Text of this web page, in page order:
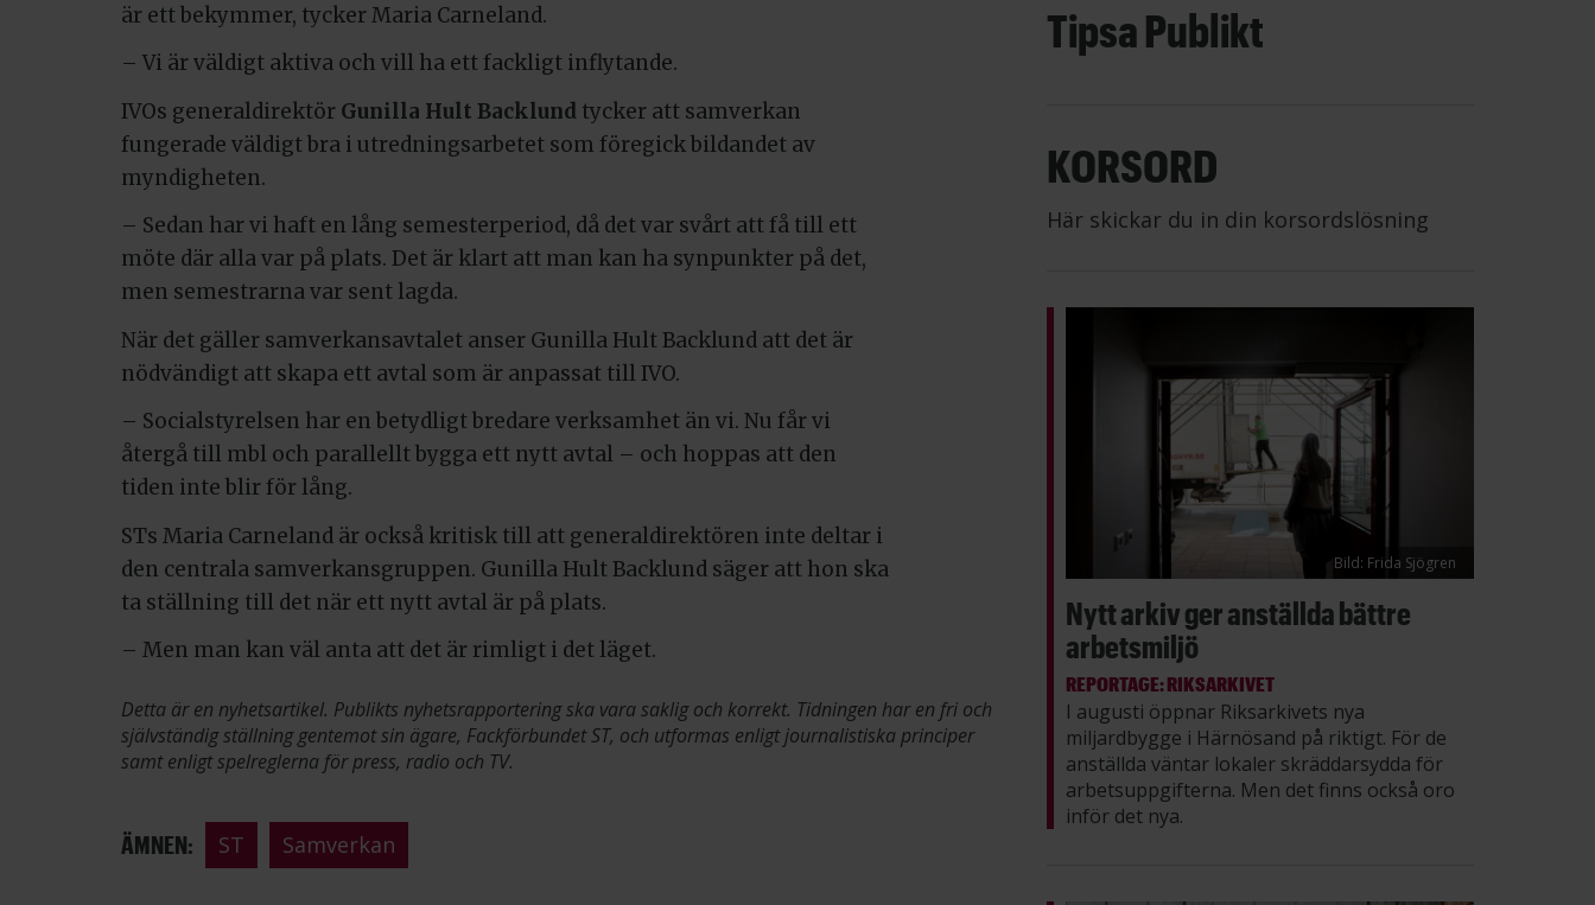
är ett bekymmer, tycker Maria Carneland.
– Vi är väldigt aktiva och vill ha ett fackligt inflytande.
IVOs generaldirektör Gunilla Hult Backlund tycker att samverkan
fungerade väldigt bra i utredningsarbetet som föregick bildandet av
myndigheten.
– Sedan har vi haft en lång semesterperiod, då det var svårt att få till ett
möte där alla var på plats. Det är klart att man kan ha synpunkter på det,
men semestrarna var sent lagda.
När det gäller samverkansavtalet anser Gunilla Hult Backlund att det är
nödvändigt att skapa ett avtal som är anpassat till IVO.
– Socialstyrelsen har en betydligt bredare verksamhet än vi. Nu får vi
återgå till mbl och parallellt bygga ett nytt avtal – och hoppas att den
tiden inte blir för lång.
STs Maria Carneland är också kritisk till att generaldirektören inte deltar i
den centrala samverkansgruppen. Gunilla Hult Backlund säger att hon ska
ta ställning till det när ett nytt avtal är på plats.
– Men man kan väl anta att det är rimligt i det läget.
Detta är en nyhetsartikel. Publikts nyhetsrapportering ska vara saklig och korrekt. Tidningen har en fri och
självständig ställning gentemot sin ägare, Fackförbundet ST, och utformas enligt journalistiska principer
samt enligt spelreglerna för press, radio och TV.
ÄMNEN: ST Samverkan
Tipsa Publikt
KORSORD
Här skickar du in din korsordslösning
Bild: Frida Sjögren
Nytt arkiv ger anställda bättre
arbetsmiljö
REPORTAGE: RIKSARKIVET
I augusti öppnar Riksarkivets nya
miljardbygge i Härnösand på riktigt. För de
anställda väntar lokaler skräddarsydda för
arbetsuppgifterna. Men det finns också oro
inför det nya.